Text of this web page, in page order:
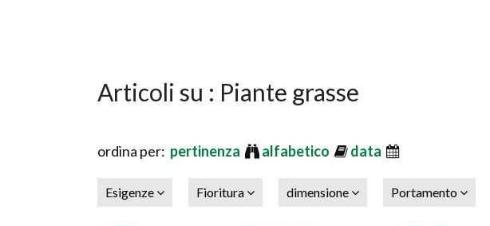
Articoli su : Piante grasse
ordina per: pertinenza alfabetico data
Esigenze Fioritura dimensione Portamento